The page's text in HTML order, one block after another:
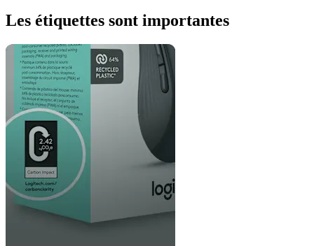
Les étiquettes sont importantes